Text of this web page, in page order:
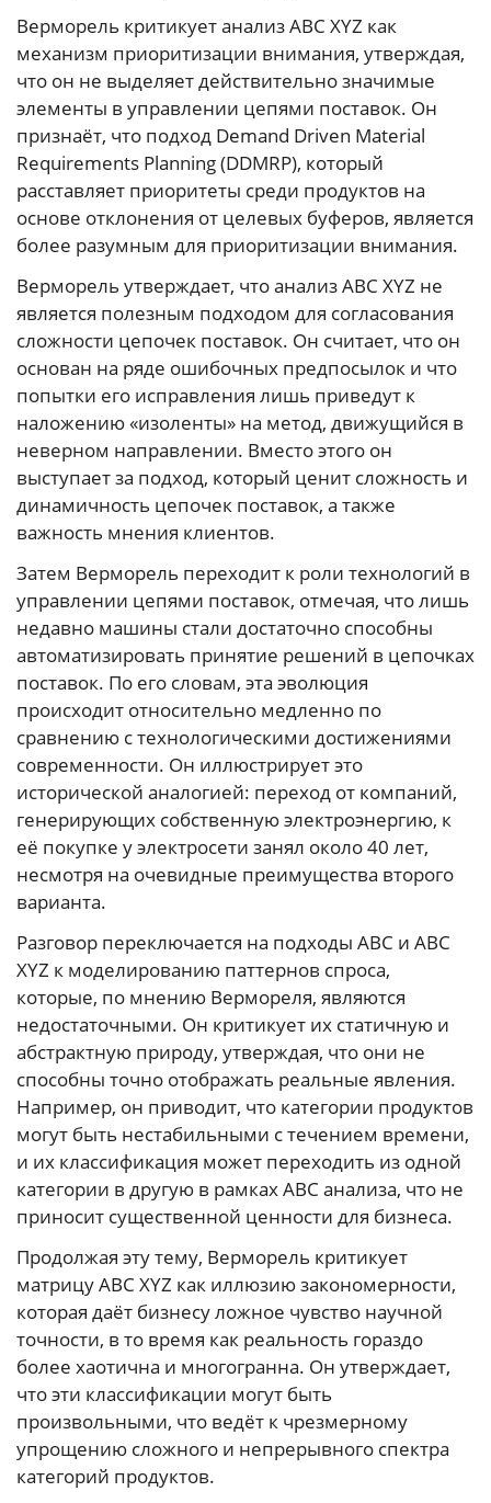
Верморель критикует анализ ABC XYZ как
механизм приоритизации внимания, утверждая,
что он не выделяет действительно значимые
элементы в управлении цепями поставок. Он
признаёт, что подход Demand Driven Material
Requirements Planning (DDMRP), который
расставляет приоритеты среди продуктов на
основе отклонения от целевых буферов, является
более разумным для приоритизации внимания.
Верморель утверждает, что анализ ABC XYZ не
является полезным подходом для согласования
сложности цепочек поставок. Он считает, что он
основан на ряде ошибочных предпосылок и что
попытки его исправления лишь приведут к
наложению «изоленты» на метод, движущийся в
неверном направлении. Вместо этого он
выступает за подход, который ценит сложность и
динамичность цепочек поставок, а также
важность мнения клиентов.
Затем Верморель переходит к роли технологий в
управлении цепями поставок, отмечая, что лишь
недавно машины стали достаточно способны
автоматизировать принятие решений в цепочках
поставок. По его словам, эта эволюция
происходит относительно медленно по
сравнению с технологическими достижениями
современности. Он иллюстрирует это
исторической аналогией: переход от компаний,
генерирующих собственную электроэнергию, к
её покупке у электросети занял около 40 лет,
несмотря на очевидные преимущества второго
варианта.
Разговор переключается на подходы ABC и ABC
XYZ к моделированию паттернов спроса,
которые, по мнению Вермореля, являются
недостаточными. Он критикует их статичную и
абстрактную природу, утверждая, что они не
способны точно отображать реальные явления.
Например, он приводит, что категории продуктов
могут быть нестабильными с течением времени,
и их классификация может переходить из одной
категории в другую в рамках ABC анализа, что не
приносит существенной ценности для бизнеса.
Продолжая эту тему, Верморель критикует
матрицу ABC XYZ как иллюзию закономерности,
которая даёт бизнесу ложное чувство научной
точности, в то время как реальность гораздо
более хаотична и многогранна. Он утверждает,
что эти классификации могут быть
произвольными, что ведёт к чрезмерному
упрощению сложного и непрерывного спектра
категорий продуктов.